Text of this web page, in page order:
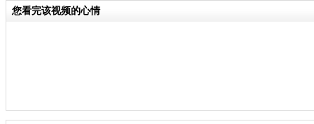
您看完该视频的心情